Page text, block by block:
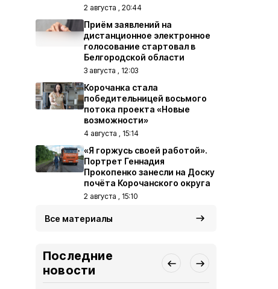
2 августа , 20:44
Приём заявлений на
дистанционное электронное
голосование стартовал в
Белгородской области
3 августа , 12:03
Корочанка стала
победительницей восьмого
потока проекта «Новые
возможности»
4 августа , 15:14
«Я горжусь своей работой».
Портрет Геннадия
Прокопенко занесли на Доску
почёта Корочанского округа
2 августа , 15:10
Все материалы
Последние
новости